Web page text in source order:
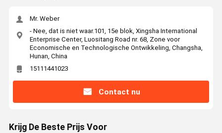
Mr. Weber
- Nee, dat is niet waar.101, 15e blok, Xingsha International
Enterprise Center, Luositang Road nr. 68, Zone voor
Economische en Technologische Ontwikkeling, Changsha,
Hunan, China
15111441023
Contact nu
Krijg De Beste Prijs Voor